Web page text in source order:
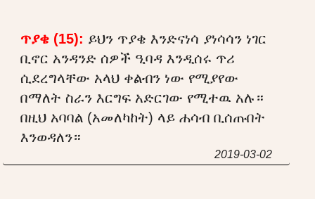
ጥያቄ (15): ይህን ጥያቄ እንድናነሳ ያነሳሳን ነገር
ቢኖር አንዳንድ ሰዎች ዒባዳ እንዲሰሩ ጥሪ
ሲደረግላቸው አላህ ቀልብን ነው የሚያየው
በማለት ስራን እርግፍ አድርገው የሚተዉ አሉ።
በዚህ አባባል (አመለካከት) ላይ ሐሳብ ቢሰጡበት
እንወዳለን።
2019-03-02